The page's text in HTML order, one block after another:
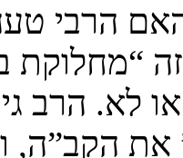
הרבי
“מחלוקת
לא. הרב
הקב”ה,